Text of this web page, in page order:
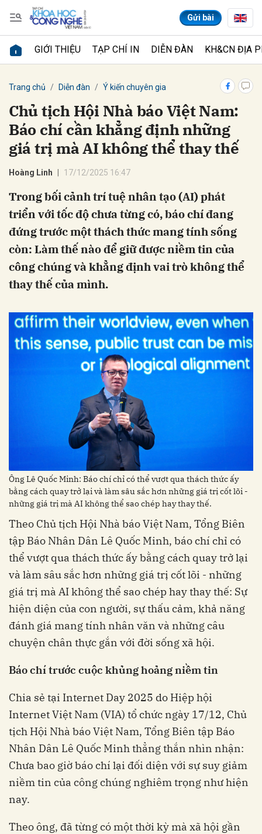
Gửi bài
GIỚI THIỆU TẠP CHÍ IN DIỄN ĐÀN KH&CN ĐỊA
Trang chủ Diễn đàn Ý kiến chuyên gia
Chủ tịch Hội Nhà báo Việt Nam:
Báo chí cần khẳng định những
giá trị mà AI không thể thay thế
Hoàng Linh 17/12/2025 16:47
Trong bối cảnh trí tuệ nhân tạo (AI) phát
triển với tốc độ chưa từng có, báo chí đang
đứng trước một thách thức mang tính sống
còn: Làm thế nào để giữ được niềm tin của
công chúng và khẳng định vai trò không thể
thay thế của mình.
Ông Lê Quốc Minh: Báo chí chỉ có thể vượt qua thách thức ấy
bằng cách quay trở lại và làm sâu sắc hơn những giá trị cốt lõi -
những giá trị mà AI không thể sao chép hay thay thế.
Theo Chủ tịch Hội Nhà báo Việt Nam, Tổng Biên
tập Báo Nhân Dân Lê Quốc Minh, báo chí chỉ có
thể vượt qua thách thức ấy bằng cách quay trở lại
và làm sâu sắc hơn những giá trị cốt lõi - những
giá trị mà AI không thể sao chép hay thay thế: Sự
hiện diện của con người, sự thấu cảm, khả năng
đánh giá mang tính nhân văn và những câu
chuyện chân thực gắn với đời sống xã hội.
Báo chí trước cuộc khủng hoảng niềm tin
Chia sẻ tại Internet Day 2025 do Hiệp hội
Internet Việt Nam (VIA) tổ chức ngày 17/12, Chủ
tịch Hội Nhà báo Việt Nam, Tổng Biên tập Báo
Nhân Dân Lê Quốc Minh thẳng thắn nhìn nhận:
Chưa bao giờ báo chí lại đối diện với sự suy giảm
niềm tin của công chúng nghiêm trọng như hiện
nay.
Theo ông, đã từng có một thời kỳ mà xã hội gần
Gửi bình luận
Hủy Gửi